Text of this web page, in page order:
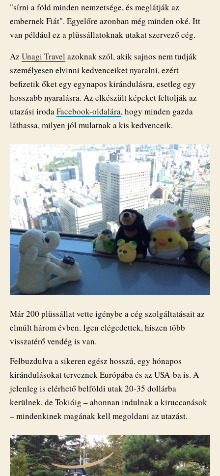
"sírni a föld minden nemzetsége, és meglátják az
embernek Fiát". Egyelőre azonban még minden oké. Itt
van például ez a plüssállatoknak utakat szervező cég.
Az Unagi Travel azoknak szól, akik sajnos nem tudják
személyesen elvinni kedvenceiket nyaralni, ezért
befizetik őket egy egynapos kirándulásra, esetleg egy
hosszabb nyaralásra. Az elkészült képeket feltolják az
utazási iroda Facebook-oldalára, hogy minden gazda
láthassa, milyen jól mulatnak a kis kedvenceik.
Már 200 plüssállat vette igénybe a cég szolgáltatásait az
elmúlt három évben. Igen elégedettek, hiszen több
visszatérő vendég is van.
Felbuzdulva a sikeren egész hosszú, egy hónapos
kirándulásokat terveznek Európába és az USA-ba is. A
jelenleg is elérhető belföldi utak 20-35 dollárba
kerülnek, de Tokióig – ahonnan indulnak a kiruccanások
– mindenkinek magának kell megoldani az utazást.